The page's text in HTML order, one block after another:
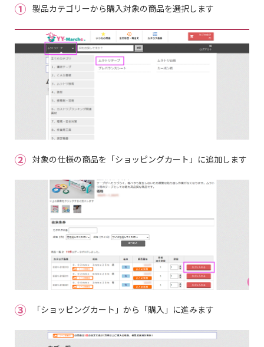
① 製品カテゴリーから購入対象の商品を選択します
② 対象の仕様の商品を「ショッピングカート」に追加します
③ 「ショッピングカート」から「購入」に進みます